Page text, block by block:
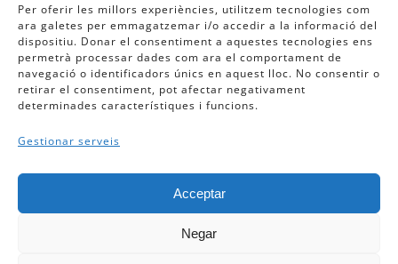
Per oferir les millors experiències, utilitzem tecnologies com
ara galetes per emmagatzemar i/o accedir a la informació del
dispositiu. Donar el consentiment a aquestes tecnologies ens
permetrà processar dades com ara el comportament de
navegació o identificadors únics en aquest lloc. No consentir o
retirar el consentiment, pot afectar negativament
determinades característiques i funcions.
Gestionar serveis
Acceptar
Negar
© Copyright 2012 -2026 |Avis Legal|Cookies
Canal ètic|